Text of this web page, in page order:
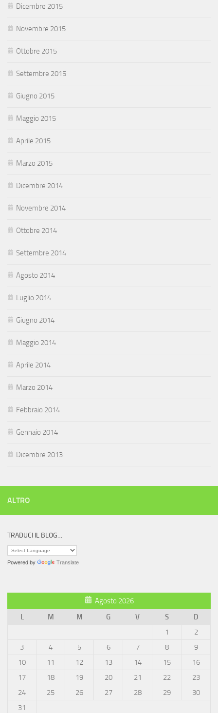
Dicembre 2015
Novembre 2015
Ottobre 2015
Settembre 2015
Giugno 2015
Maggio 2015
Aprile 2015
Marzo 2015
Dicembre 2014
Novembre 2014
Ottobre 2014
Settembre 2014
Agosto 2014
Luglio 2014
Giugno 2014
Maggio 2014
Aprile 2014
Marzo 2014
Febbraio 2014
Gennaio 2014
Dicembre 2013
ALTRO
TRADUCI IL BLOG…
Powered by Translate
Agosto 2026
L
M M G V S
D
1
2
3
4 5 6 7 8
9
10
11 12 13 14 15
16
17
18 19 20 21 22
23
24
25 26 27 28 29
30
31